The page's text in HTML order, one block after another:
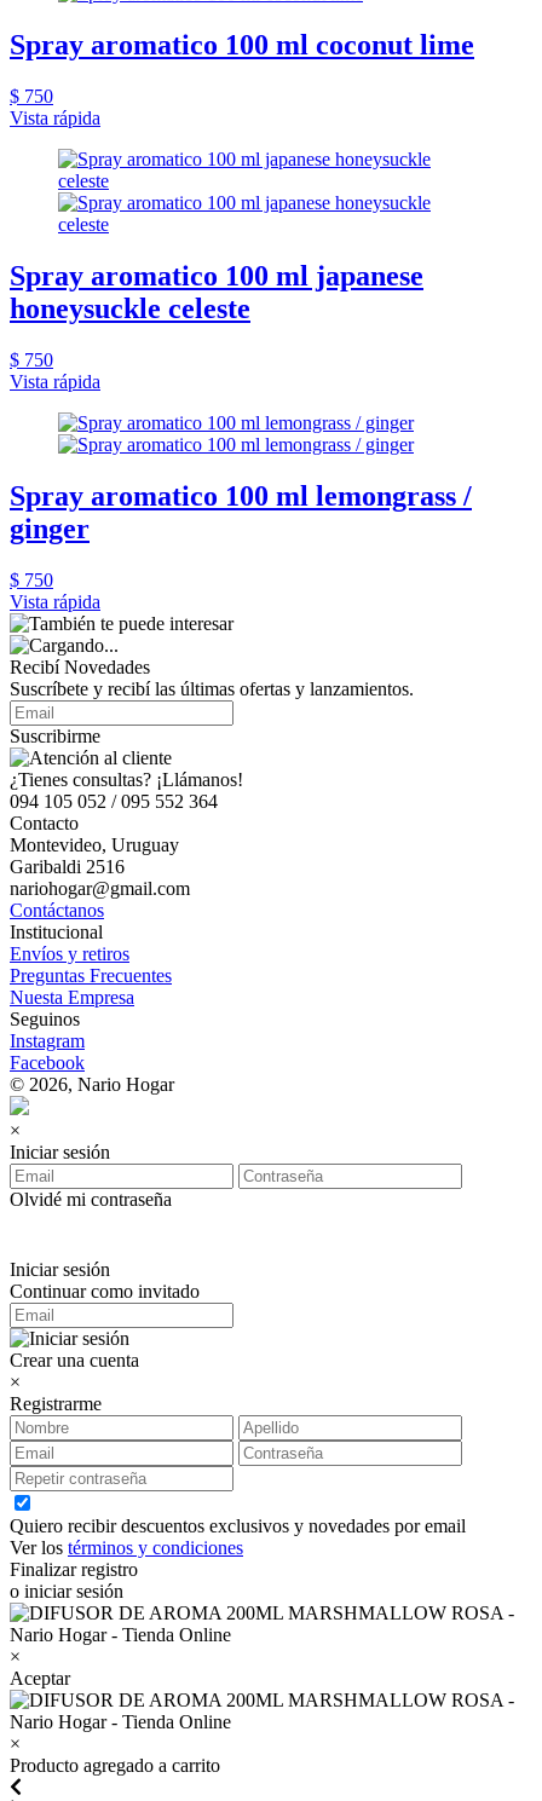
Spray aromatico 100 ml coconut lime
$ 750
Vista rápida
Spray aromatico 100 ml japanese
honeysuckle celeste
$ 750
Vista rápida
Spray aromatico 100 ml lemongrass /
ginger
$ 750
Vista rápida
Recibí Novedades
Suscríbete y recibí las últimas ofertas y lanzamientos.
Suscribirme
¿Tienes consultas? ¡Llámanos!
094 105 052 / 095 552 364
Contacto
Montevideo, Uruguay
Garibaldi 2516
nariohogar@gmail.com
Contáctanos
Institucional
Envíos y retiros
Preguntas Frecuentes
Nuesta Empresa
Seguinos
Instagram
Facebook
© 2026, Nario Hogar
×
Iniciar sesión
Olvidé mi contraseña
Iniciar sesión
Continuar como invitado
Crear una cuenta
×
Registrarme
Quiero recibir descuentos exclusivos y novedades por email
Ver los términos y condiciones
Finalizar registro
o iniciar sesión
×
Aceptar
×
Producto agregado a carrito